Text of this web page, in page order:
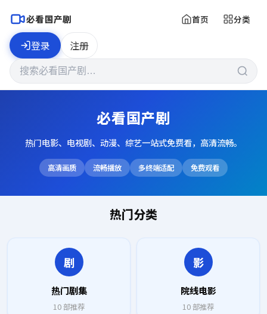
必看国产剧 首页 分类
登录 注册
必看国产剧
热门电影、电视剧、动漫、综艺一站式免费看，高清流畅。
高清画质 流畅播放 多终端适配 免费观看
热门分类
剧
热门剧集
10部推荐
影
院线电影
10部推荐